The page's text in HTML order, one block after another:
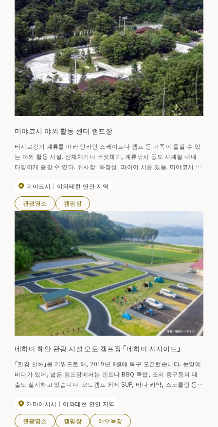
미야코시 야외 활동 센터 캠프장
타시로강의 계류를 따라 인라인 스케이트나 캠프 등 가족이 즐길 수 있
는 야외 활동 시설. 산채채기나 버섯채기, 계류낚시 등도 사계절 내내
다양하게 즐길 수 있다. 취사장·화장실·파이어 서클 있음. 미야코시 교
미야코시
이와테현 연안 지역
관광명소 캠핑장
네하마 해안 관광 시설 오토 캠프장 「네하마 시사이드」
「환경 친화」를 키워드로 해, 2019년 8월에 복구 오픈했습니다. 눈앞에
바다가 있어, 넓은 캠프장에서는 텐트나 BBQ 쿡탑, 조리 용구등의 대
출도 실시하고 있습니다. 오토캠프 외에 SUP, 바다 카약, 스노클링 등
는 곳입니다.
가마이시시 이와테현 연안 지역
관광명소 캠핑장 해수욕장